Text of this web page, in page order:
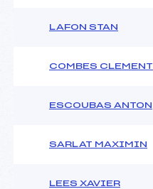
LAFON STAN
COMBES CLEMENT
ESCOUBAS ANTON
SARLAT MAXIMIN
LEES XAVIER